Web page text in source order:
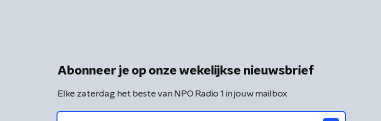
Abonneer je op onze wekelijkse nieuwsbrief
Elke zaterdag het beste van NPO Radio 1 in jouw mailbox